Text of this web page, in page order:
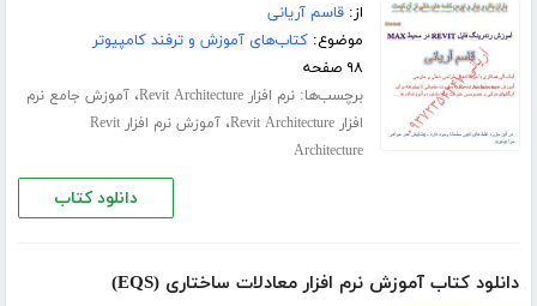
از:قاسم آریانی
موضوع:کتاب‌های آموزش و ترفند کامپیوتر
۹۸ صفحه
برچسب‌ها:نرم افزار Revit Architecture ،آموزش جامع نرم
افزار Revit Architecture
،
آموزش نرم افزار Revit
Architecture
دانلود کتاب
دانلود کتاب آموزش نرم افزار معادلات ساختاری (EQS)